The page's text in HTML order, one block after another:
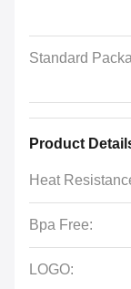
Standard
Product
Heat
Bpa Free:
LOGO: